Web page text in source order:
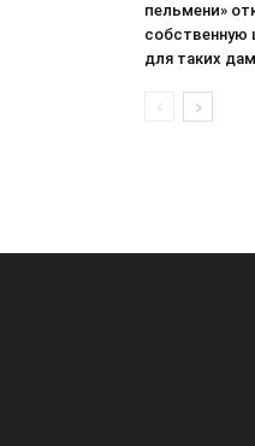
пельмени»
собственную
для таких дам